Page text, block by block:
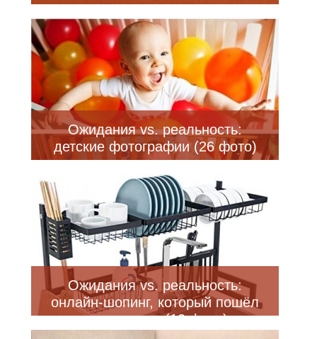
Ожидания vs. реальность:
детские фотографии (26 фото)
Ожидания vs. реальность:
онлайн-шопинг, который пошёл
не по плану (13 фото)